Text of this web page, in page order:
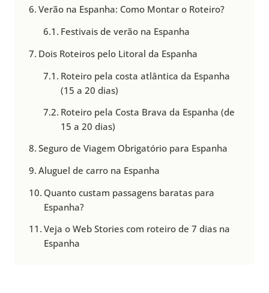
Verão na Espanha: Como Montar o Roteiro?
Festivais de verão na Espanha
Dois Roteiros pelo Litoral da Espanha
Roteiro pela costa atlântica da Espanha
(15 a 20 dias)
Roteiro pela Costa Brava da Espanha (de
15 a 20 dias)
Seguro de Viagem Obrigatório para Espanha
Aluguel de carro na Espanha
Quanto custam passagens baratas para
Espanha?
Veja o Web Stories com roteiro de 7 dias na
Espanha